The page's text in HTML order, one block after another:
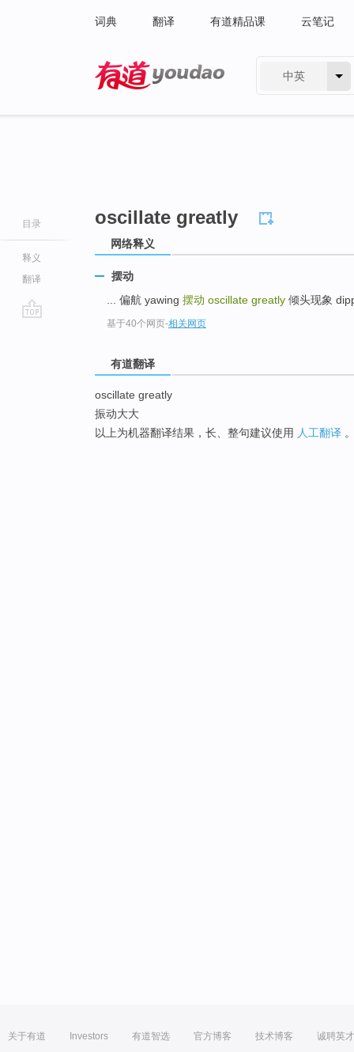
词典 翻译 有道精品课 云笔记
中英
目录
释义
翻译
oscillate greatly
网络释义
摆动
... 偏航 yawing 摆动 oscillate greatly 倾头现象
基于40个网页-相关网页
有道翻译
oscillate greatly
振动大大
以上为机器翻译结果，长、整句建议使用 人工翻译
关于有道 Investors 有道智选 官方博客 技术博客 诚聘英才